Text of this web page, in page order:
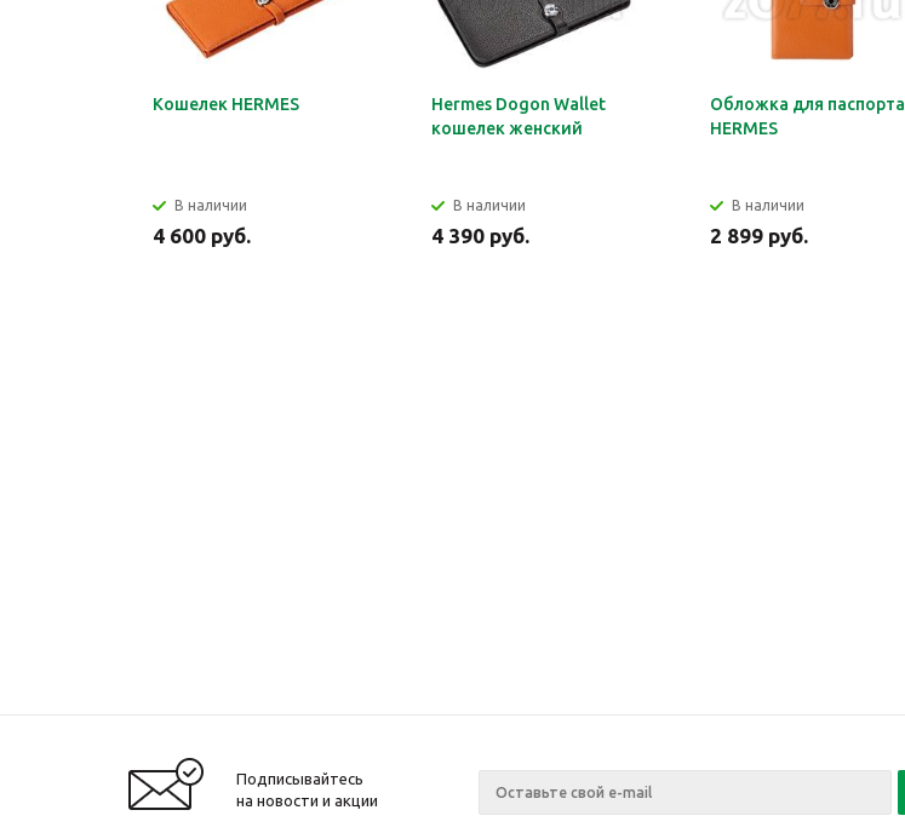
Кошелек HERMES
В наличии
4 600 руб.
Hermes Dogon Wallet
кошелек женский
В наличии
4 390 руб.
Обложка для паспорта
HERMES
В наличии
2 899 руб.
Подписывайтесь
на новости и акции